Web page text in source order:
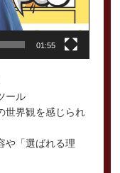
01:55
ール
世界観を感じられ
や「選ばれる理